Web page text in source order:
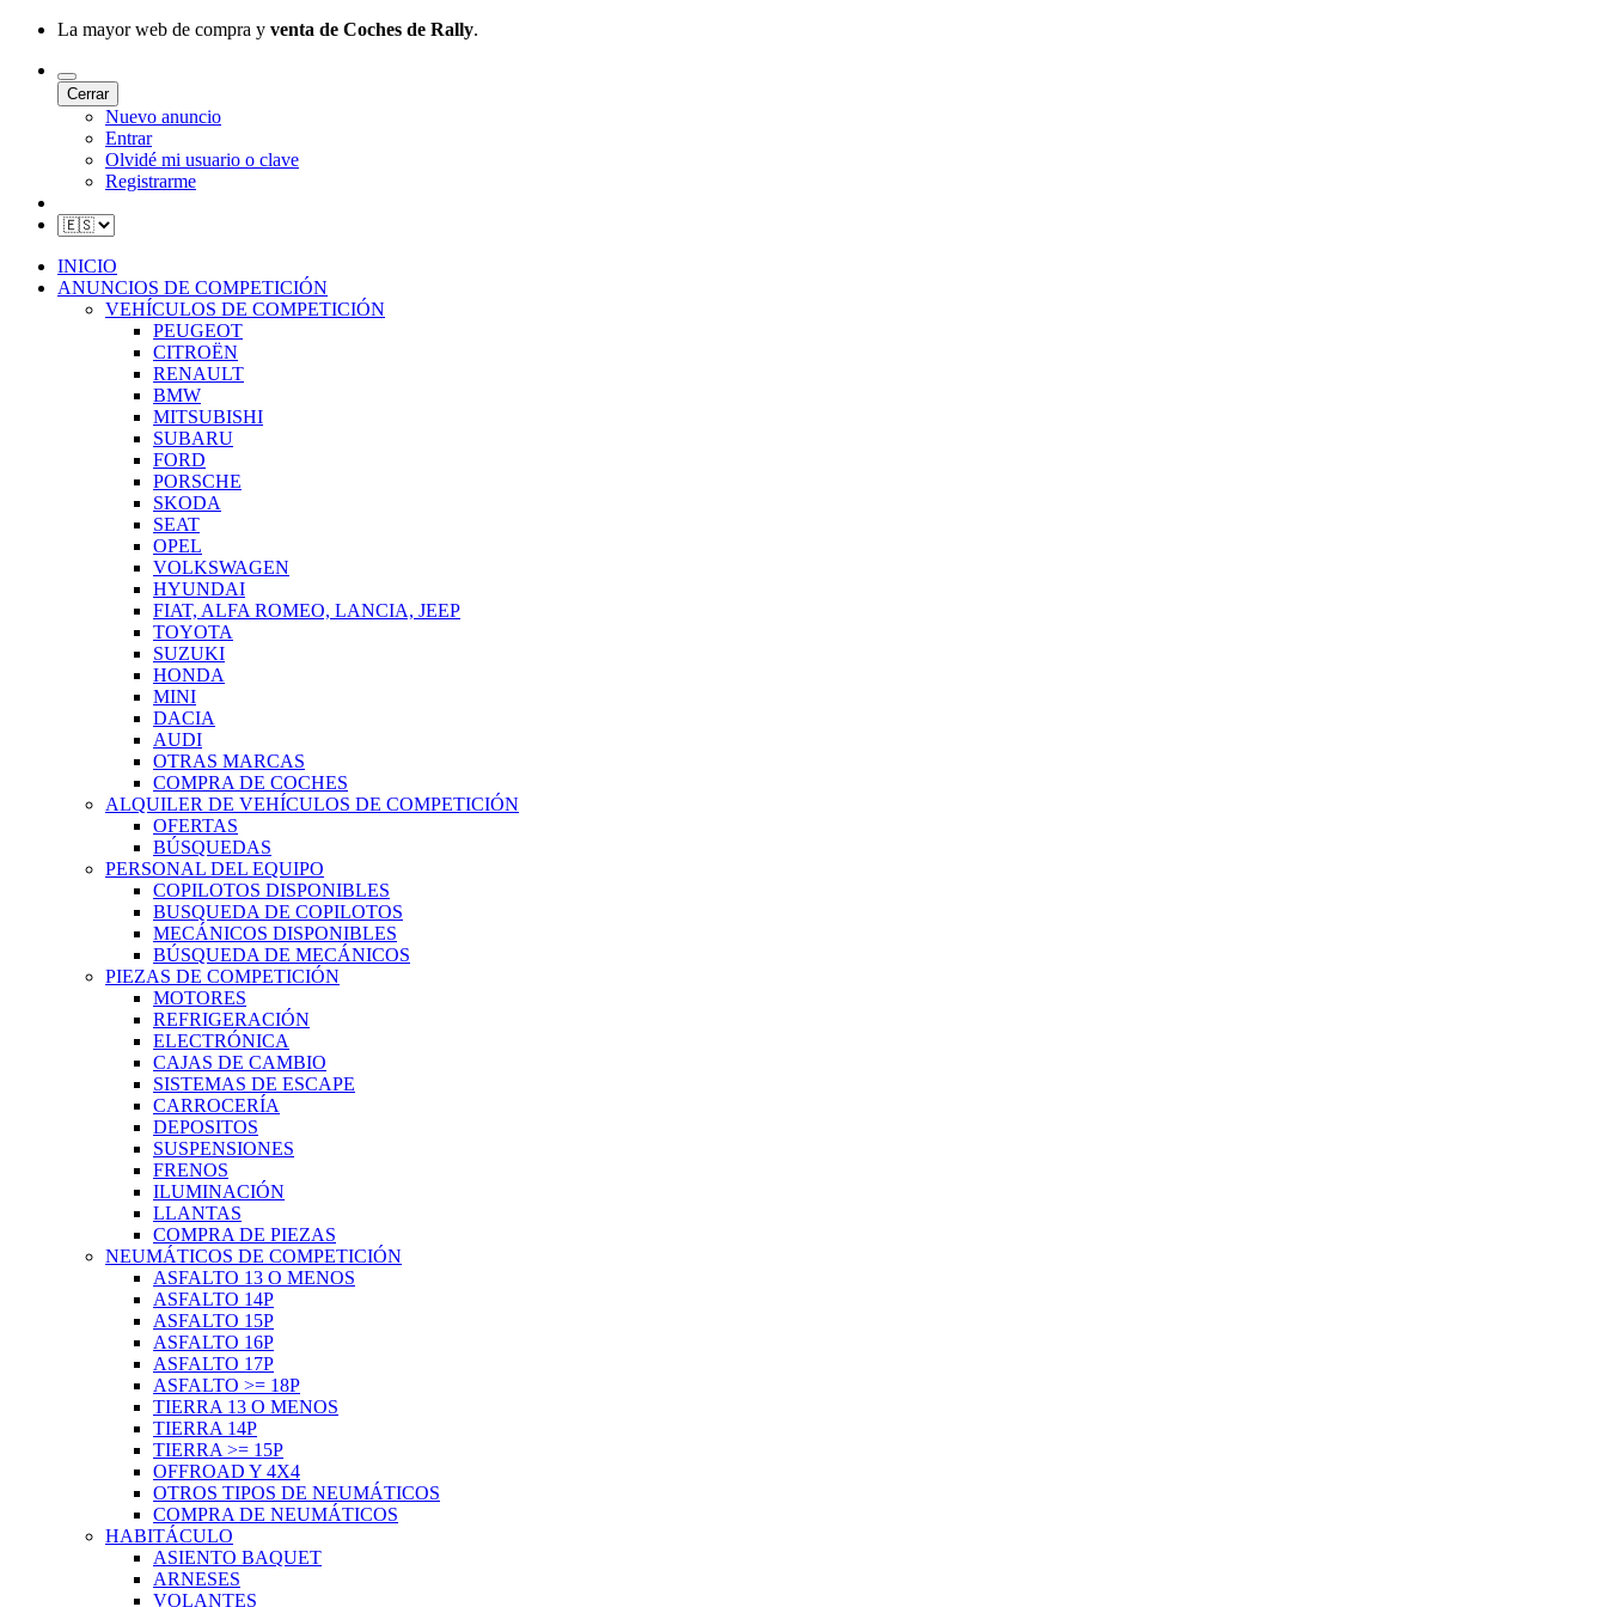
La mayor web de compra y venta de Coches de Rally.
Cerrar
Nuevo anuncio
Entrar
Olvidé mi usuario o clave
Registrarme
INICIO
ANUNCIOS DE COMPETICIÓN
VEHÍCULOS DE COMPETICIÓN
PEUGEOT
CITROËN
RENAULT
BMW
MITSUBISHI
SUBARU
FORD
PORSCHE
SKODA
SEAT
OPEL
VOLKSWAGEN
HYUNDAI
FIAT, ALFA ROMEO, LANCIA, JEEP
TOYOTA
SUZUKI
HONDA
MINI
DACIA
AUDI
OTRAS MARCAS
COMPRA DE COCHES
ALQUILER DE VEHÍCULOS DE COMPETICIÓN
OFERTAS
BÚSQUEDAS
PERSONAL DEL EQUIPO
COPILOTOS DISPONIBLES
BUSQUEDA DE COPILOTOS
MECÁNICOS DISPONIBLES
BÚSQUEDA DE MECÁNICOS
PIEZAS DE COMPETICIÓN
MOTORES
REFRIGERACIÓN
ELECTRÓNICA
CAJAS DE CAMBIO
SISTEMAS DE ESCAPE
CARROCERÍA
DEPOSITOS
SUSPENSIONES
FRENOS
ILUMINACIÓN
LLANTAS
COMPRA DE PIEZAS
NEUMÁTICOS DE COMPETICIÓN
ASFALTO 13 O MENOS
ASFALTO 14P
ASFALTO 15P
ASFALTO 16P
ASFALTO 17P
ASFALTO >= 18P
TIERRA 13 O MENOS
TIERRA 14P
TIERRA >= 15P
OFFROAD Y 4X4
OTROS TIPOS DE NEUMÁTICOS
COMPRA DE NEUMÁTICOS
HABITÁCULO
ASIENTO BAQUET
ARNESES
VOLANTES